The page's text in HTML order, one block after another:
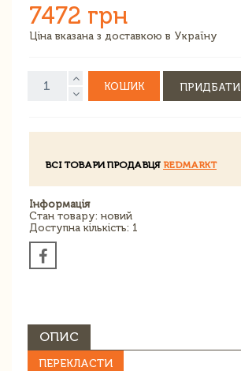
7472 грн
Ціна вказана з доставкою в Україну
КОШИК ПРИДБАТИ
ВСІ ТОВАРИ ПРОДАВЦЯ REDMARKT
Інформація
Стан товару: новий
Доступна кількість: 1
ОПИС
ПЕРЕКЛАСТИ